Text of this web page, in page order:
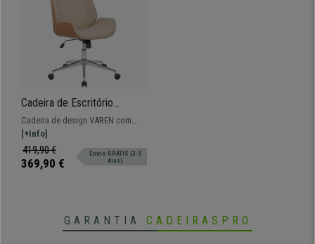
Cadeira de Escritório
VAREN, Design Elegante,
Madeira Clara, Em Pele, Cor
Creme
Cadeira de design VAREN com
revestimento de madeira e forrada
em pele de máxima qualidade.
[+Info]
419,90 €
369,90 €
Envio GRÁTIS (3-5
dias)
GARANTIA CADEIRASPRO